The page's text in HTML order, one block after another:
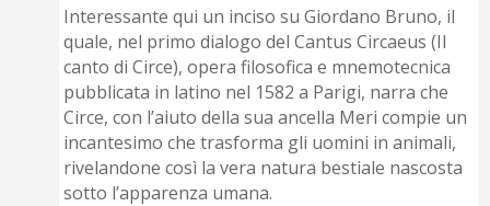
Interessante qui un inciso su Giordano Bruno, il
quale, nel primo dialogo del Cantus Circaeus (Il
canto di Circe), opera filosofica e mnemotecnica
pubblicata in latino nel 1582 a Parigi, narra che
Circe, con l’aiuto della sua ancella Meri compie un
incantesimo che trasforma gli uomini in animali,
rivelandone così la vera natura bestiale nascosta
sotto l’apparenza umana.